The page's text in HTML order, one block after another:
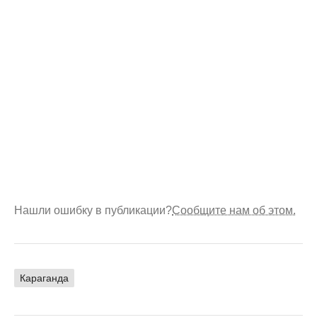
Нашли ошибку в публикации?Сообщите нам об этом.
Караганда